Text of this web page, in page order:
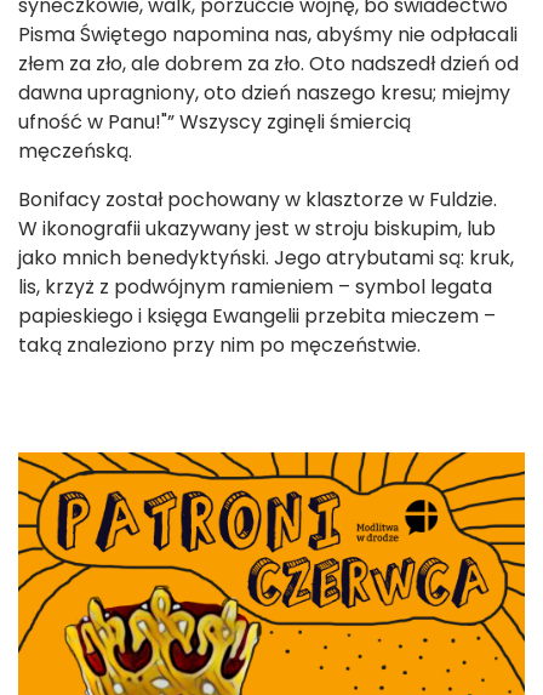
Pisma Świętego napomina nas, abyśmy nie odpłacali
złem za zło, ale dobrem za zło. Oto nadszedł dzień od
dawna upragniony, oto dzień naszego kresu; miejmy
ufność w Panu!"” Wszyscy zginęli śmiercią
męczeńską.
Bonifacy został pochowany w klasztorze w Fuldzie.
W ikonografii ukazywany jest w stroju biskupim, lub
jako mnich benedyktyński. Jego atrybutami są: kruk,
lis, krzyż z podwójnym ramieniem – symbol legata
papieskiego i księga Ewangelii przebita mieczem –
taką znaleziono przy nim po męczeństwie.